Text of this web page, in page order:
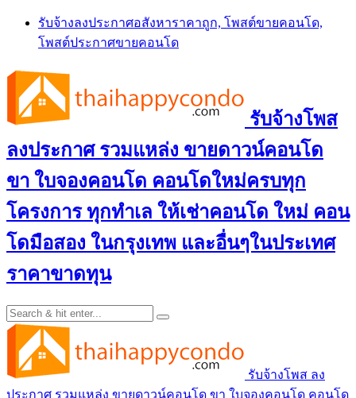
Skip
content
รับจ้างลงประกาศอสังหาราคาถูก, โพสต์ขายคอนโด,
โพสต์ประกาศขายคอนโด
รับจ้างโพส
ลงประกาศ รวมแหล่ง ขายดาวน์คอนโด
ขา ใบจองคอนโด คอนโดใหม่ครบทุก
โครงการ ทุกทำเล ให้เช่าคอนโด ใหม่ คอน
โดมือสอง ในกรุงเทพ และอื่นๆในประเทศ
ราคาขาดทุน
รับจ้างโพส ลง
ประกาศ รวมแหล่ง ขายดาวน์คอนโด ขา ใบจองคอนโด คอนโด